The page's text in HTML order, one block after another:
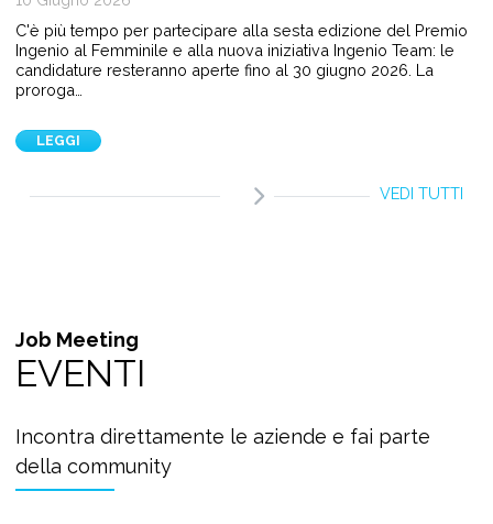
C'è più tempo per partecipare alla sesta edizione del Premio
Ingenio al Femminile e alla nuova iniziativa Ingenio Team: le
candidature resteranno aperte fino al 30 giugno 2026. La
proroga…
LEGGI
VEDI TUTTI
Job Meeting
EVENTI
Incontra direttamente le aziende e fai parte
della community